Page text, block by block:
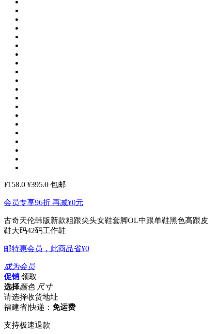
¥158.0 ¥395.0 包邮
会员专享96折 再减¥0元
古奇天伦韩版新款粗跟尖头女鞋套脚OL中跟单鞋黑色高跟皮
鞋大码42码工作鞋
邮特惠会员，此商品省¥0
成为会员
促销 领取
选择颜色 尺寸
请选择收货地址
福建省|快递： 免运费
支持极速退款